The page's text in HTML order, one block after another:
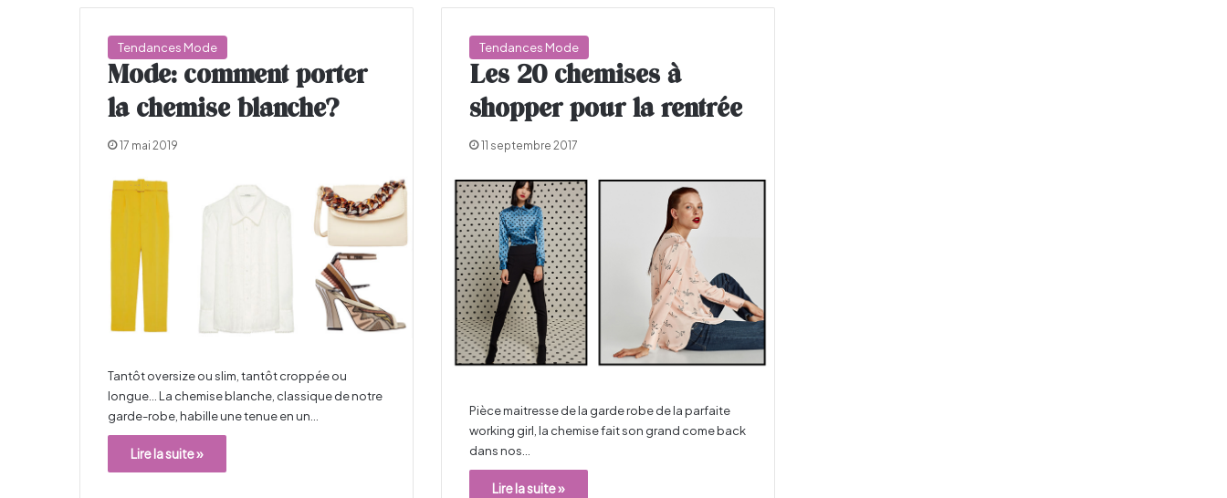
Tendances Mode
Mode: comment porter
la chemise blanche?
17 mai 2019
Tantôt oversize ou slim, tantôt croppée ou
longue… La chemise blanche, classique de notre
garde-robe, habille une tenue en un…
Lire la suite »
Tendances Mode
Les 20 chemises à
shopper pour la rentrée
11 septembre 2017
Pièce maitresse de la garde robe de la parfaite
working girl, la chemise fait son grand come back
dans nos…
Lire la suite »